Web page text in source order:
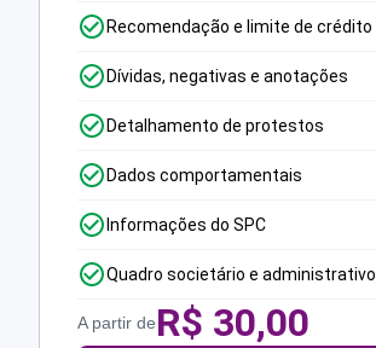
Recomendação e limite de crédito
Dívidas, negativas e anotações
Detalhamento de protestos
Dados comportamentais
Informações do SPC
Quadro societário e administrativo
A partir deR$ 30,00